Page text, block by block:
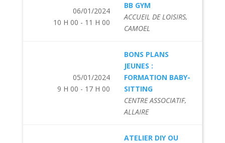
06/01/2024
10 H 00 - 11 H 00
BB GYM
ACCUEIL DE LOISIRS,
CAMOEL
05/01/2024
9 H 00 - 17 H 00
BONS PLANS
JEUNES :
FORMATION BABY-
SITTING
CENTRE ASSOCIATIF,
ALLAIRE
ATELIER DIY OU